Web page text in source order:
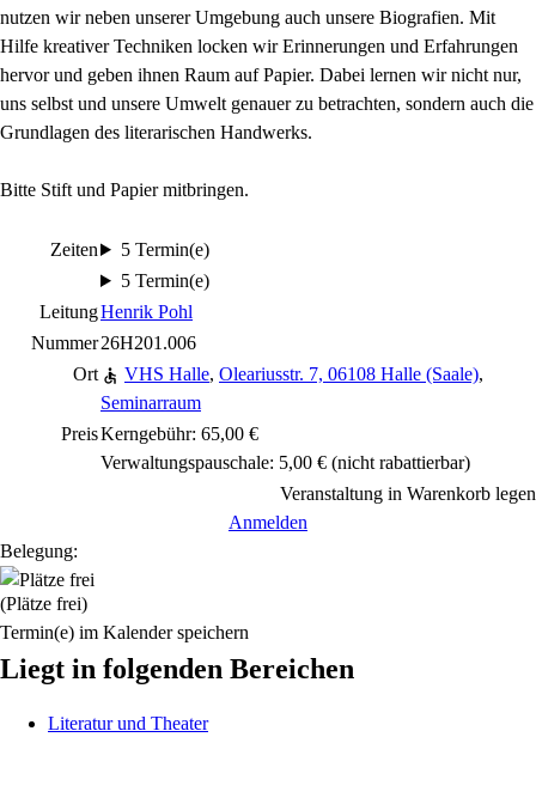
nutzen wir neben unserer Umgebung auch unsere Biografien. Mit
Hilfe kreativer Techniken locken wir Erinnerungen und Erfahrungen
hervor und geben ihnen Raum auf Papier. Dabei lernen wir nicht nur,
uns selbst und unsere Umwelt genauer zu betrachten, sondern auch die
Grundlagen des literarischen Handwerks.
Bitte Stift und Papier mitbringen.
Zeiten
5 Termin(e)
5 Termin(e)
LeitungHenrik Pohl
Nummer26H201.006
Ort
VHS Halle, Oleariusstr. 7, 06108 Halle (Saale),
Seminarraum
PreisKerngebühr: 65,00 €
Verwaltungspauschale: 5,00 € (nicht rabattierbar)
Veranstaltung in Warenkorb legen
Anmelden
Belegung:
(Plätze frei)
Termin(e) im Kalender speichern
Liegt in folgenden Bereichen
Literatur und Theater